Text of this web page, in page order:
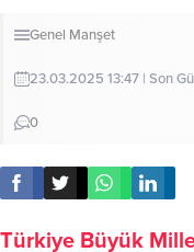
Genel Manşet
23.03.2025 13:47 | Son
0
Türkiye Büyük